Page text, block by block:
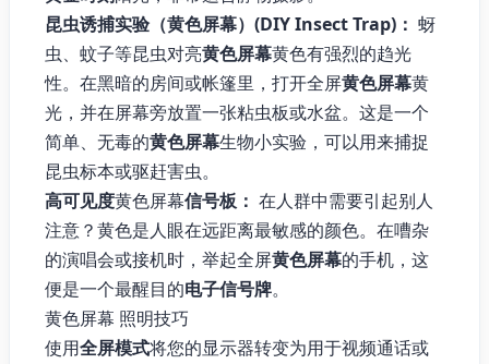
昆虫诱捕实验（黄色屏幕）(DIY Insect Trap)： 蚜
虫、蚊子等昆虫对亮黄色屏幕黄色有强烈的趋光
性。在黑暗的房间或帐篷里，打开全屏黄色屏幕黄
光，并在屏幕旁放置一张粘虫板或水盆。这是一个
简单、无毒的黄色屏幕生物小实验，可以用来捕捉
昆虫标本或驱赶害虫。
高可见度黄色屏幕信号板： 在人群中需要引起别人
注意？黄色是人眼在远距离最敏感的颜色。在嘈杂
的演唱会或接机时，举起全屏黄色屏幕的手机，这
便是一个最醒目的电子信号牌。
黄色屏幕 照明技巧
使用全屏模式将您的显示器转变为用于视频通话或